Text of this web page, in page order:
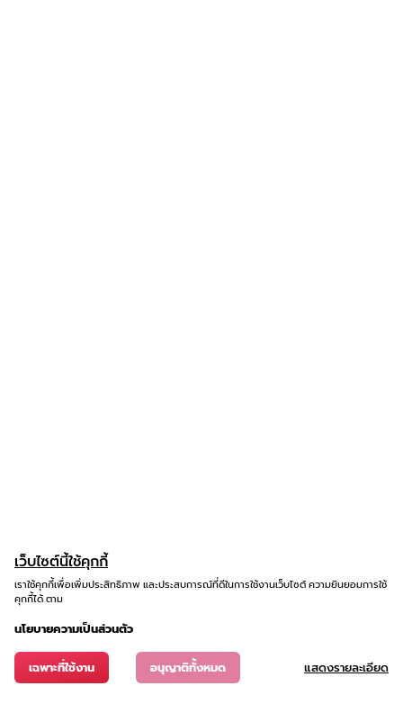
เว็บไซต์นี้ใช้คุกกี้
เราใช้คุกกี้เพื่อเพิ่มประสิทธิภาพ และประสบการณ์ที่ดีในการใช้งานเว็บไซต์ ความยินยอมการใช้
คุกกี้ได้ ตาม
นโยบายความเป็นส่วนตัว
เฉพาะที่ใช้งาน อนุญาติทั้งหมด แสดงรายละเอียด